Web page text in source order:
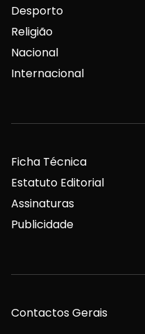
Desporto
Religião
Nacional
Internacional
Ficha Técnica
Estatuto Editorial
Assinaturas
Publicidade
Contactos Gerais